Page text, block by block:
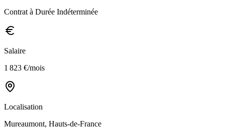
Contrat à Durée Indéterminée
Salaire
1 823 €/mois
Localisation
Mureaumont, Hauts-de-France